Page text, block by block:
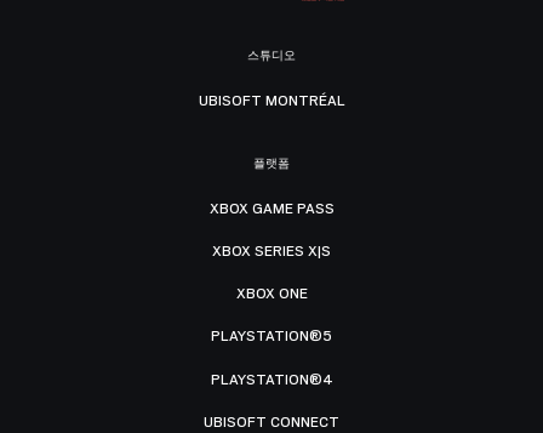
스튜디오
UBISOFT MONTRÉAL
플랫폼
XBOX GAME PASS
XBOX SERIES X|S
XBOX ONE
PLAYSTATION®5
PLAYSTATION®4
UBISOFT CONNECT